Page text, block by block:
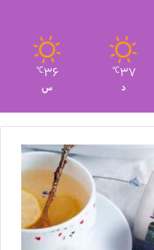
37
℃
د
36
℃
س